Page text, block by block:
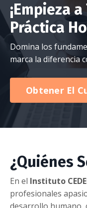
¡Empieza
Práctica
Domina los
marca la diferencia
Obtener El
¿Quiénes
En el Instituto
profesionales